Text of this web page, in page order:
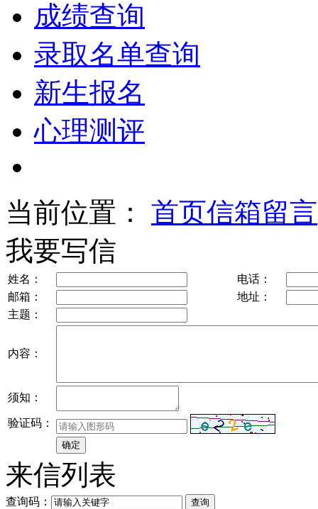
成绩查询
录取名单查询
新生报名
心理测评
当前位置： 首页信箱留言
我要写信
姓名：
电话：
邮箱：
地址：
主题：
内容：
须知：
验证码：
来信列表
查询码：